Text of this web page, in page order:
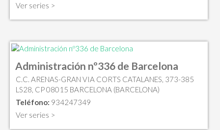
Ver series >
Administración nº336 de Barcelona
C.C. ARENAS-GRAN VIA CORTS CATALANES, 373-385
LS28, CP 08015 BARCELONA (BARCELONA)
Teléfono: 934247349
Ver series >